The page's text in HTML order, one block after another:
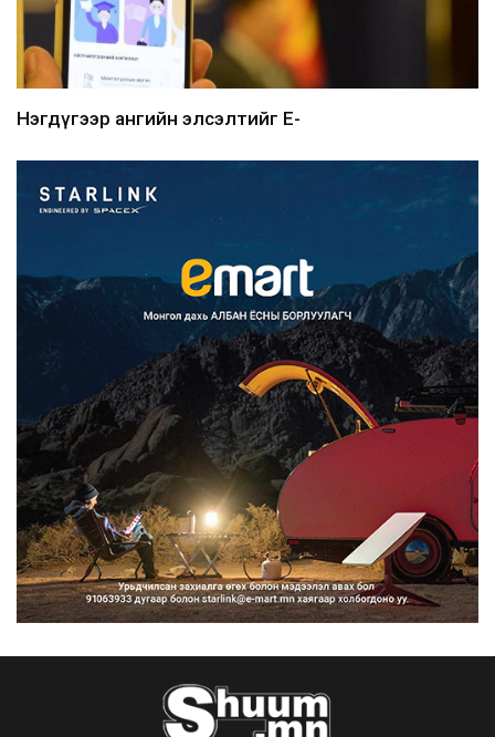
Нэгдүгээр ангийн элсэлтийг E-
Францад иргэд рүү зөвшөөрөлгүй
сурталчилгааны дууд...
2026/08/07
Нийтийн тээврийн Ч:19А чиглэлийн
замналд түр хугац...
2026/08/07
Автомашины улсын дугаар сондгой